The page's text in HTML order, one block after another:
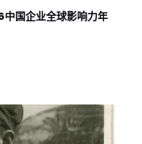
国企业全球影响力年